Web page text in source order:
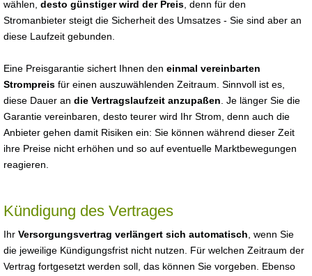
wählen, desto günstiger wird der Preis , denn für den
Stromanbieter steigt die Sicherheit des Umsatzes - Sie sind aber an
diese Laufzeit gebunden.
Eine Preisgarantie sichert Ihnen den einmal vereinbarten
Strompreis für einen auszuwählenden Zeitraum. Sinnvoll ist es,
diese Dauer an die Vertragslaufzeit anzupaßen . Je länger Sie die
Garantie vereinbaren, desto teurer wird Ihr Strom, denn auch die
Anbieter gehen damit Risiken ein: Sie können während dieser Zeit
ihre Preise nicht erhöhen und so auf eventuelle Marktbewegungen
reagieren.
Kündigung des Vertrages
Ihr Versorgungsvertrag verlängert sich automatisch , wenn Sie
die jeweilige Kündigungsfrist nicht nutzen. Für welchen Zeitraum der
Vertrag fortgesetzt werden soll, das können Sie vorgeben. Ebenso